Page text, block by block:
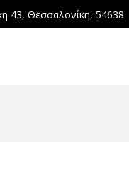
43, Θεσσαλονίκη, 54638